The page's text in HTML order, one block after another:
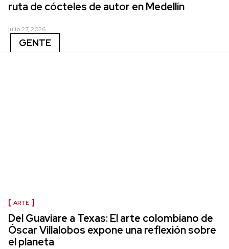
ruta de cócteles de autor en Medellín
julio 27, 2026
GENTE
ARTE
Del Guaviare a Texas: El arte colombiano de
Óscar Villalobos expone una reflexión sobre
el planeta